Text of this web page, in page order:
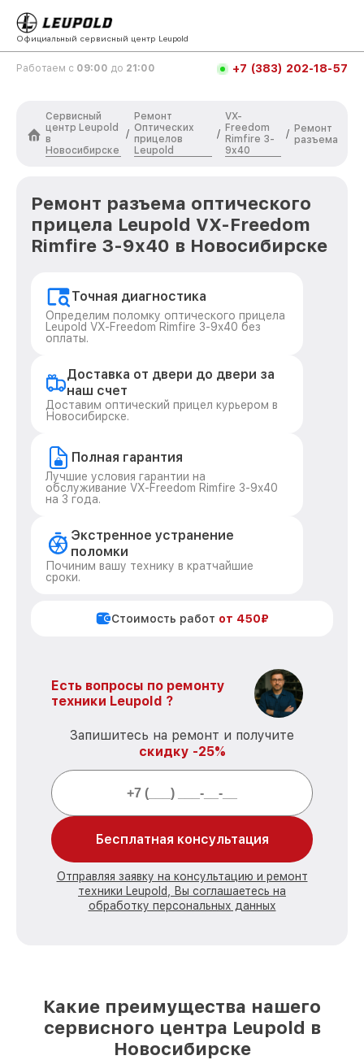
Официальный сервисный центр Leupold
Работаем с 09:00 до 21:00 +7 (383) 202-18-57
Сервисный
центр Leupold
в
Новосибирске
/
Ремонт
Оптических
прицелов
Leupold
/
VX-
Freedom
Rimfire 3-
9x40
/ Ремонт
разъема
Ремонт разъема оптического
прицела Leupold VX-Freedom
Rimfire 3-9x40 в Новосибирске
Точная диагностика
Определим поломку оптического прицела
Leupold VX-Freedom Rimfire 3-9x40 без
оплаты.
Доставка от двери до двери за
наш счет
Доставим оптический прицел курьером в
Новосибирске.
Полная гарантия
Лучшие условия гарантии на
обслуживание VX-Freedom Rimfire 3-9x40
на 3 года.
Экстренное устранение
поломки
Починим вашу технику в кратчайшие
сроки.
Стоимость работ от 450₽
Есть вопросы по ремонту
техники Leupold ?
Запишитесь на ремонт и получите
скидку -25%
Бесплатная консультация
Отправляя заявку на консультацию и ремонт
техники Leupold, Вы соглашаетесь на
обработку персональных данных
Какие преимущества нашего
сервисного центра Leupold в
Новосибирске